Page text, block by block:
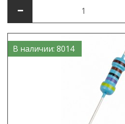
В наличии: 8014